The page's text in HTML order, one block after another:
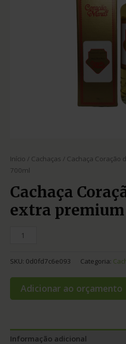
Início / Cachaças / Cachaça Coração
700ml
Cachaça
extra
SKU: 0d0fd7c6e093 Categoria:
Adicionar ao orçamento
Informação adicional